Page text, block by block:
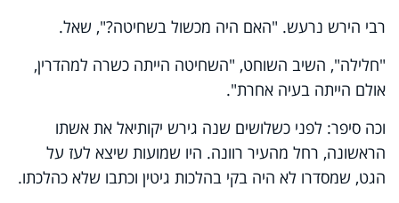
רבי הירש נרעש. "האם היה מכשול בשחיטה?", שאל.
"חלילה", השיב השוחט, "השחיטה הייתה כשרה למהדרין,
אולם הייתה בעיה אחרת".
וכה סיפר: לפני כשלושים שנה גירש יקותיאל את אשתו
הראשונה, רחל מהעיר רוונה. היו שמועות שיצא לעז על
הגט, שמסדרו לא היה בקי בהלכות גיטין וכתבו שלא כהלכתו.